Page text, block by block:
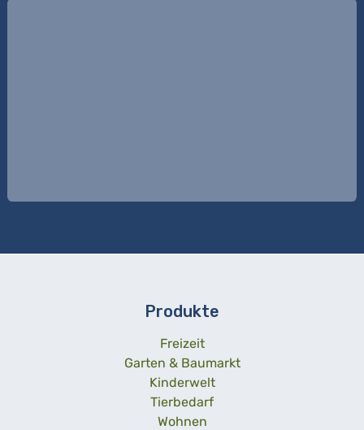
Produkte
Freizeit
Garten & Baumarkt
Kinderwelt
Tierbedarf
Wohnen